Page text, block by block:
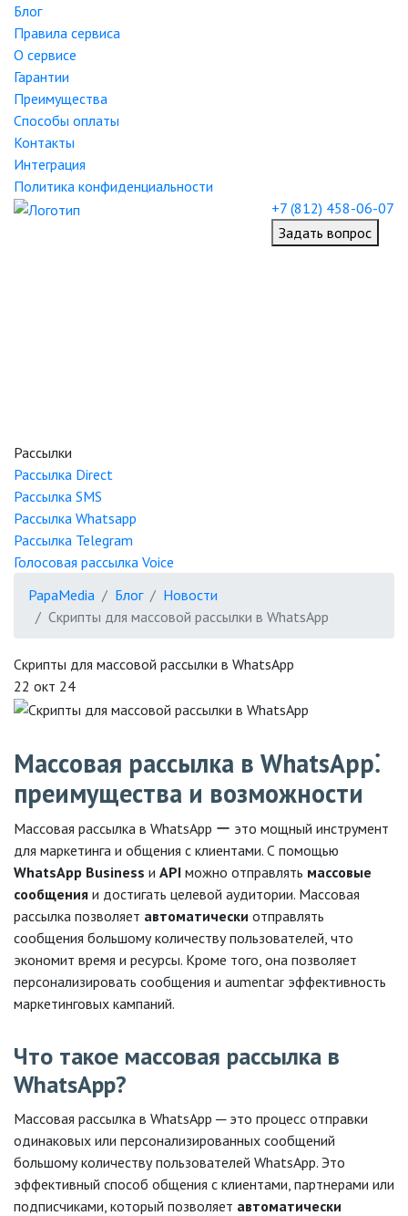
Блог
Правила сервиса
О сервисе
Гарантии
Преимущества
Способы оплаты
Контакты
Интеграция
Политика конфиденциальности
+7 (812) 458-06-07
Задать вопрос
Рассылки
Рассылка Direct
Рассылка SMS
Рассылка Whatsapp
Рассылка Telegram
Голосовая рассылка Voice
PapaMedia
Блог
Новости
Скрипты для массовой рассылки в WhatsApp
Скрипты для массовой рассылки в WhatsApp
22 окт 24
Массовая рассылка в WhatsApp⁚
преимущества и возможности
Массовая рассылка в WhatsApp ー это мощный инструмент
для маркетинга и общения с клиентами. С помощью
WhatsApp Business и API можно отправлять массовые
сообщения и достигать целевой аудитории. Массовая
рассылка позволяет автоматически отправлять
сообщения большому количеству пользователей, что
экономит время и ресурсы. Кроме того, она позволяет
персонализировать сообщения и aumentar эффективность
маркетинговых кампаний.
Что такое массовая рассылка в
WhatsApp?
Массовая рассылка в WhatsApp ─ это процесс отправки
одинаковых или персонализированных сообщений
большому количеству пользователей WhatsApp. Это
эффективный способ общения с клиентами, партнерами или
подписчиками, который позволяет автоматически